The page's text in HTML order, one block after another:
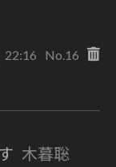
22:16 No.16
木暮聡